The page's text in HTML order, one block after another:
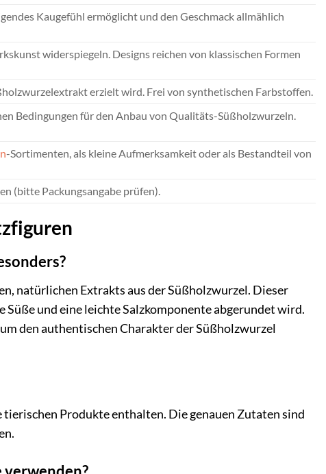
Kaugefühl ermöglicht und den Geschmack allmählich
widerspiegeln. Designs reichen von klassischen Formen
erzielt wird. Frei von synthetischen Farbstoffen.
Bedingungen für den Anbau von Qualitäts-Süßholzwurzeln.
-Sortimenten, als kleine Aufmerksamkeit oder als Bestandteil von
(bitte Packungsangabe prüfen).
natürlichen Extrakts aus der Süßholzwurzel. Dieser
und eine leichte Salzkomponente abgerundet wird.
den authentischen Charakter der Süßholzwurzel
tierischen Produkte enthalten. Die genauen Zutaten sind